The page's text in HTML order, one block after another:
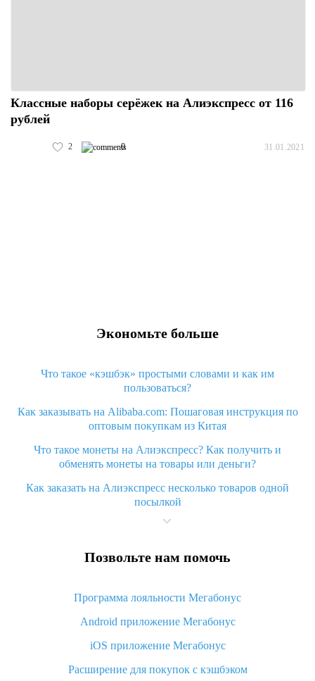
Классные наборы серёжек на Алиэкспресс от 116
рублей
2 0 31.01.2021
Экономьте больше
Что такое «кэшбэк» простыми словами и как им
пользоваться?
Как заказывать на Alibaba.com: Пошаговая инструкция по
оптовым покупкам из Китая
Что такое монеты на Алиэкспресс? Как получить и
обменять монеты на товары или деньги?
Как заказать на Алиэкспресс несколько товаров одной
посылкой
Что значит статус «Заказ закрыт» на Алиэкспресс и что
Что делать, если Алиэкспресс просит ввести паспортные
Как узнать, куда пришла посылка с Алиэкспресс
Вы отменили заказ на Алиэкспресс, когда вернут деньги?
Что такое баллы на Алиэкспресс, как их получить и
Позвольте нам помочь
Программа лояльности Мегабонус
Android приложение Мегабонус
iOS приложение Мегабонус
Расширение для покупок с кэшбэком